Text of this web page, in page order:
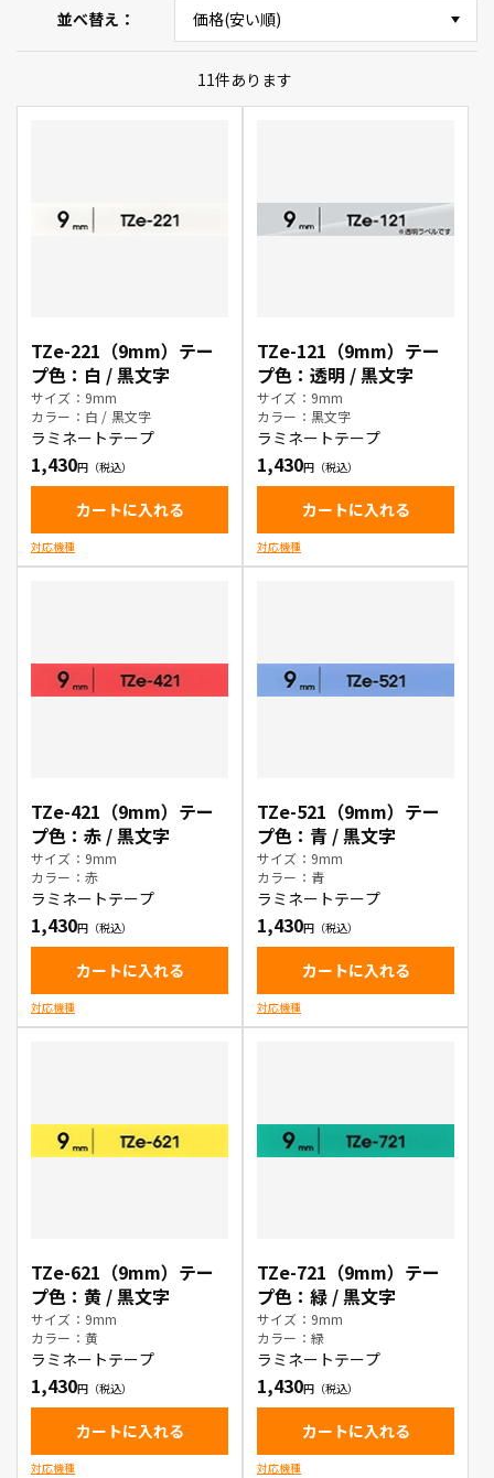
並べ替え
11件あります
TZe-221（9mm）テー
プ色：白 / 黒文字
サイズ：9mm
カラー：白 / 黒文字
ラミネートテープ
1,430
カートに入れる
対応機種
TZe-121（9mm）テー
プ色：透明 / 黒文字
サイズ：9mm
カラー：黒文字
ラミネートテープ
1,430
カートに入れる
対応機種
TZe-421（9mm）テー
プ色：赤 / 黒文字
サイズ：9mm
カラー：赤
ラミネートテープ
1,430
カートに入れる
対応機種
TZe-521（9mm）テー
プ色：青 / 黒文字
サイズ：9mm
カラー：青
ラミネートテープ
1,430
カートに入れる
対応機種
TZe-621（9mm）テー
プ色：黄 / 黒文字
サイズ：9mm
カラー：黄
ラミネートテープ
1,430
カートに入れる
対応機種
TZe-721（9mm）テー
プ色：緑 / 黒文字
サイズ：9mm
カラー：緑
ラミネートテープ
1,430
カートに入れる
対応機種